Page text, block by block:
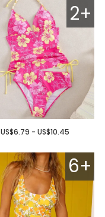
2+
US$6.79 - US$10.45
6+